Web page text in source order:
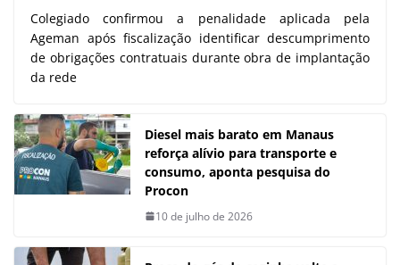
Colegiado confirmou a penalidade aplicada pela
Ageman após fiscalização identificar descumprimento
de obrigações contratuais durante obra de implantação
da rede
Diesel mais barato em Manaus
reforça alívio para transporte e
consumo, aponta pesquisa do
Procon
10 de julho de 2026